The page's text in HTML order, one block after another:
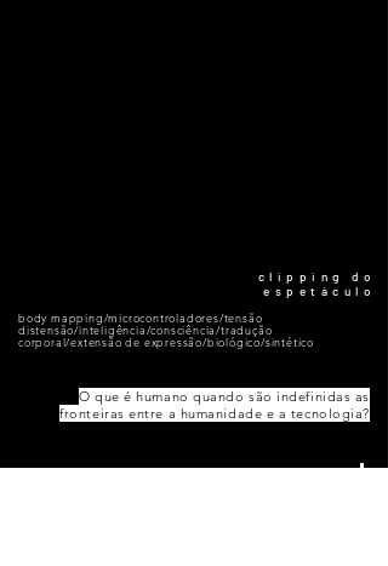
clipping do
espetáculo
body mapping/microcontroladores/tensão
distensão/inteligência/consciência/tradução
corporal/extensão de expressão/biológico/sintético
O que é humano quando são indefinidas as
fronteiras entre a humanidade e a tecnologia?